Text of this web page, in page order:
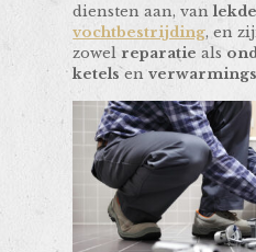
diensten aan, van
vochtbestrijding, en
zowelreparatie als
ketelsen